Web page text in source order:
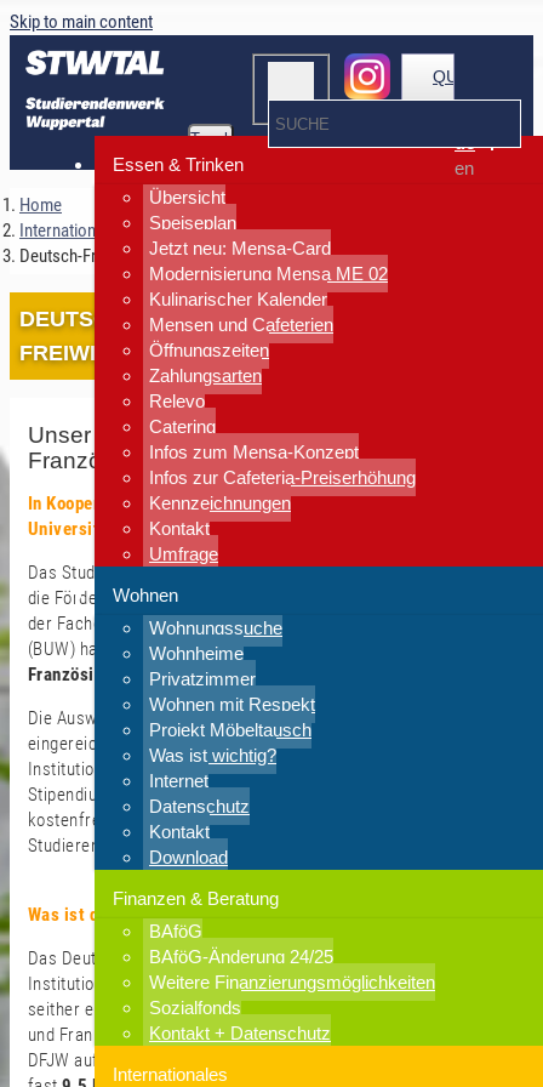
Skip to main content
Toggle
navigation
Essen & Trinken
Übersicht
Speiseplan
Jetzt neu: Mensa-Card
Modernisierung Mensa ME 02
Kulinarischer Kalender
Mensen und Cafeterien
Öffnungszeiten
Zahlungsarten
Relevo
Catering
Infos zum Mensa-Konzept
Infos zur Cafeteria-Preiserhöhung
Kennzeichnungen
Kontakt
Umfrage
Wohnen
Wohnungssuche
Wohnheime
Privatzimmer
Wohnen mit Respekt
Projekt Möbeltausch
Was ist wichtig?
Internet
Datenschutz
Kontakt
Download
Finanzen & Beratung
BAföG
BAföG-Änderung 24/25
Weitere Finanzierungsmöglichkeiten
Sozialfonds
Kontakt + Datenschutz
Internationales
QUICKLINKS
de
en
Home
Internationales
Deutsch-Französischer Freiwilligendienst
DEUTSCH-FRANZÖSISCHER
FREIWILLIGENDIENST
Unser Engagement für den Deutsch-
Französischen Freiwilligendienst
In Kooperation mit dem Fachbereich Romanistik der Bergischen
Universität (BUW)
Das Studierendenwerk Wuppertal engagiert sich seit Jahren für
die Förderung des interkulturellen Austauschs. Gemeinsam mit
der Fachgruppe Romanistik der Bergischen Universität Wuppertal
(BUW) haben wir uns erfolgreich um die Teilnahme am
Französischen Freiwilligendienst (DFFD)
Die Auswahljury zeigte sich beeindruckt von der Qualität der
eingereichten Kooperation und den Engagements der beteiligten
Institutionen. So wurde z.B. aus hochschuleigenen Mitteln ein
Stipendium für die Zeit des Aufenthaltes gestellt und
kostenfreies Wohnen in einem möblierten Appartement des
Studierendenwerks ermöglicht.
Was ist das Deutsch-Französische Jugendwerk (DFJW)?
Das Deutsch-Französische Jugendwerk (DFJW), die zentrale
Institution hinter dem DFFD, wurde 1963 gegründet und verfolgt
seither ein klares Ziel: Die Verständigung zwischen Deutschland
und Frankreich zu fördern. Mit beeindruckenden Zahlen kann das
DFJW auf eine bewegte Geschichte zurückblicken – bisher haben